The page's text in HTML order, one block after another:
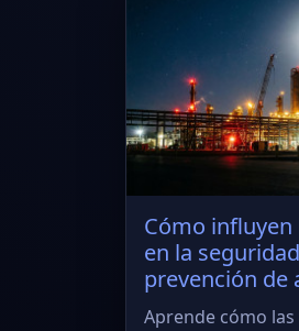
Cómo influyen
en la
prevención de
Aprende cómo